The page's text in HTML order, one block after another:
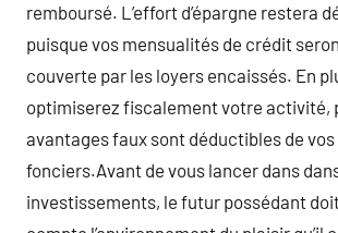
remboursé. L’effort d’épargne restera
puisque vos mensualités de crédit
couverte par les loyers encaissés. En
optimiserez fiscalement votre activité,
avantages faux sont déductibles de
fonciers.Avant de vous lancer dans
investissements, le futur possédant